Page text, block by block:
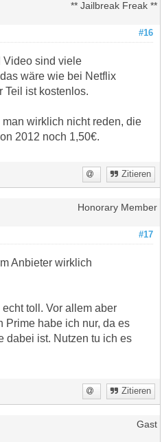
** Jailbreak Freak **
#16
Video sind viele
wäre wie bei Netflix
Teil ist kostenlos.
wirklich nicht reden, die
2012 noch 1,50€.
Zitieren
Honorary Member
#17
Anbieter wirklich
toll. Vor allem aber
Prime habe ich nur, da es
dabei ist. Nutzen tu ich es
Zitieren
Gast